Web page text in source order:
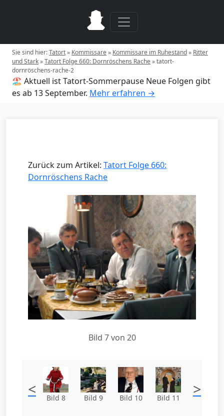
Sie sind hier:Tatort» Kommissare» Kommissare im Ruhestand» Ritter
und Stark»Tatort Folge 660: Dornröschens Rache»tatort-
dornröschens-rache-2
🏖️ Aktuell ist Tatort-Sommerpause Neue Folgen gibt
es ab 13 September. Mehr erfahren →
Zurück zum Artikel: Tatort Folge 660:
Dornröschens Rache
Bild 7 von 20
< Bild 8 Bild 9 Bild 10 Bild 11 >